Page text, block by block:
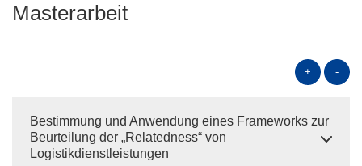
Masterarbeit
+ -
Bestimmung und Anwendung eines Frameworks zur
Beurteilung der „Relatedness“ von
Logistikdienstleistungen